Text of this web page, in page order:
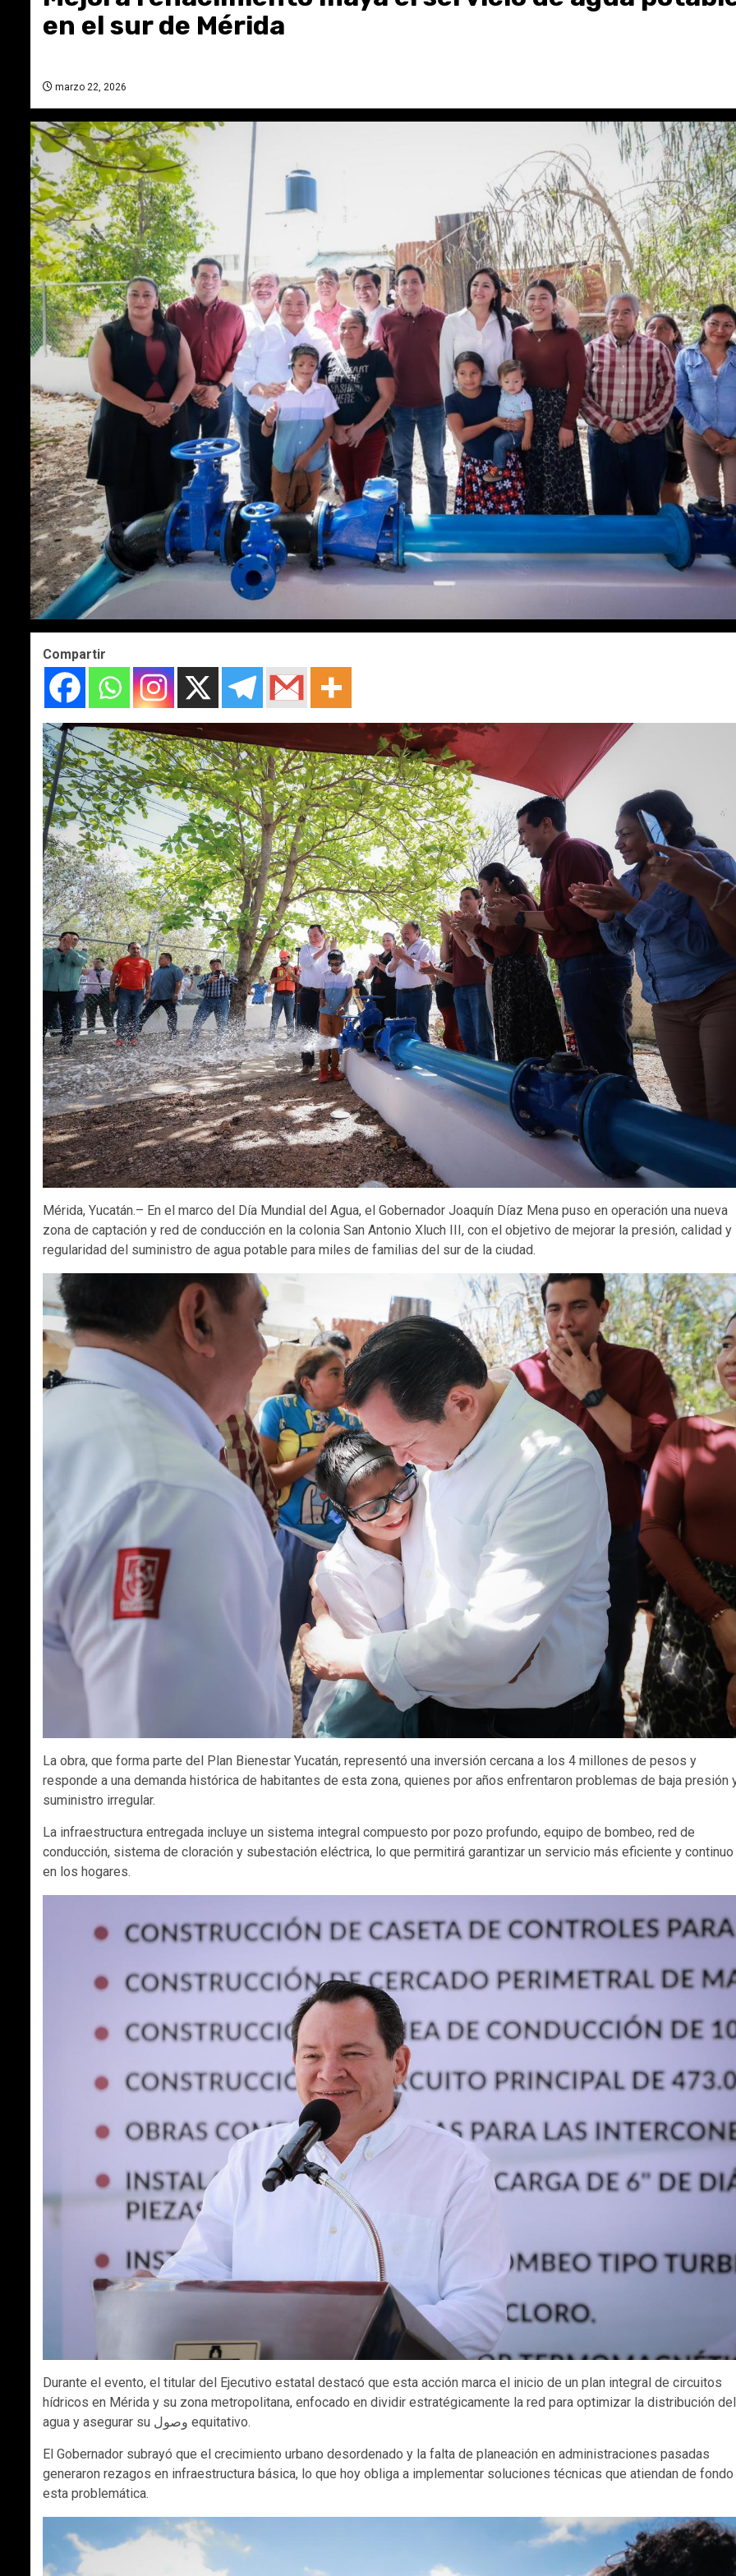
en el sur de Mérida
marzo 22, 2026
Compartir
Mérida, Yucatán.– En el marco del Día Mundial del Agua, el Gobernador Joaquín Díaz Mena puso en operación una nueva
zona de captación y red de conducción en la colonia San Antonio Xluch III, con el objetivo de mejorar la presión, calidad y
regularidad del suministro de agua potable para miles de familias del sur de la ciudad.
La obra, que forma parte del Plan Bienestar Yucatán, representó una inversión cercana a los 4 millones de pesos y
responde a una demanda histórica de habitantes de esta zona, quienes por años enfrentaron problemas de baja presión
suministro irregular.
La infraestructura entregada incluye un sistema integral compuesto por pozo profundo, equipo de bombeo, red de
conducción, sistema de cloración y subestación eléctrica, lo que permitirá garantizar un servicio más eficiente y continuo
en los hogares.
Durante el evento, el titular del Ejecutivo estatal destacó que esta acción marca el inicio de un plan integral de circuitos
hídricos en Mérida y su zona metropolitana, enfocado en dividir estratégicamente la red para optimizar la distribución del
agua y asegurar su وصول equitativo.
El Gobernador subrayó que el crecimiento urbano desordenado y la falta de planeación en administraciones pasadas
generaron rezagos en infraestructura básica, lo que hoy obliga a implementar soluciones técnicas que atiendan de fondo
esta problemática.